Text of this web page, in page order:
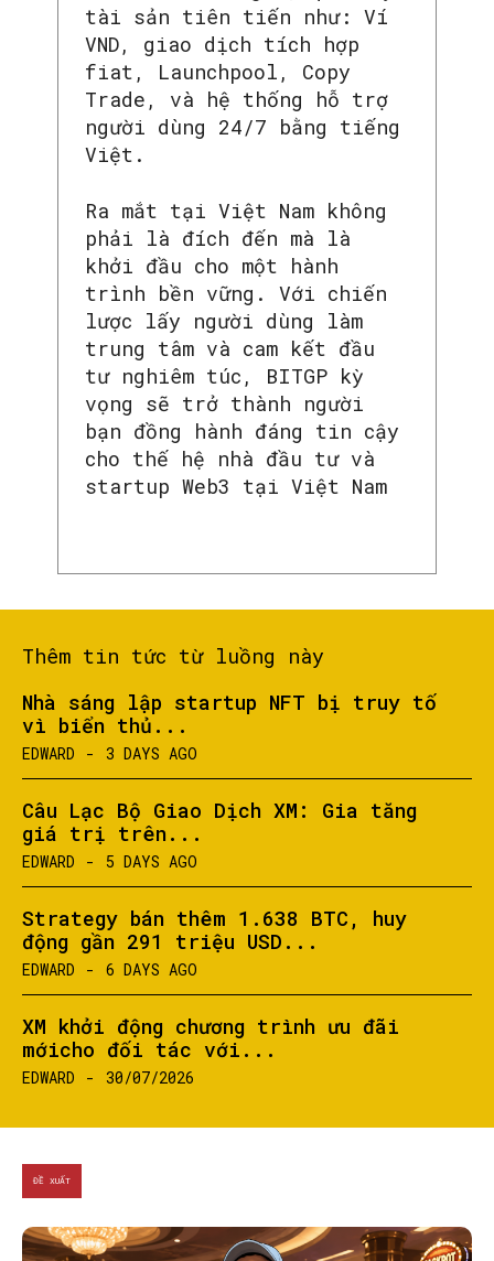
SEARCH...
tài sản tiên tiến như: Ví
VND, giao dịch tích hợp
fiat, Launchpool, Copy
Trade, và hệ thống hỗ trợ
người dùng 24/7 bằng tiếng
Việt.
Ra mắt tại Việt Nam không
phải là đích đến mà là
khởi đầu cho một hành
trình bền vững. Với chiến
lược lấy người dùng làm
trung tâm và cam kết đầu
tư nghiêm túc, BITGP kỳ
vọng sẽ trở thành người
bạn đồng hành đáng tin cậy
cho thế hệ nhà đầu tư và
startup Web3 tại Việt Nam
Thêm tin tức từ luồng này
Nhà sáng lập startup NFT bị truy tố
vì biển thủ...
EDWARD - 3 DAYS AGO
Câu Lạc Bộ Giao Dịch XM: Gia tăng
giá trị trên...
EDWARD - 5 DAYS AGO
Strategy bán thêm 1.638 BTC, huy
động gần 291 triệu USD...
EDWARD - 6 DAYS AGO
XM khởi động chương trình ưu đãi
mớicho đối tác với...
EDWARD - 30/07/2026
ĐỀ XUẤT